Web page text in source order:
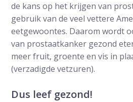
de kans op het krijgen van
gebruik van de veel vettere
eetgewoontes. Daarom wordt
van prostaatkanker gezond
meer fruit, groente en vis in
(verzadigde vetzuren).
Dus leef gezond!